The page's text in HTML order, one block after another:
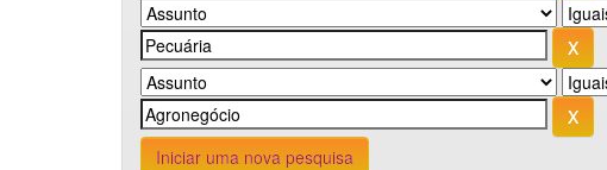
Iniciar uma nova pesquisa